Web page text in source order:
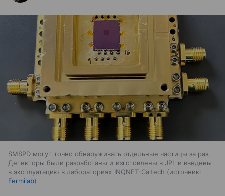
SMSPD могут точно обнаруживать отдельные частицы за раз.
Детекторы были разработаны и изготовлены в JPL и введены
в эксплуатацию в лабораториях INQNET-Caltech
источник:
Fermilab